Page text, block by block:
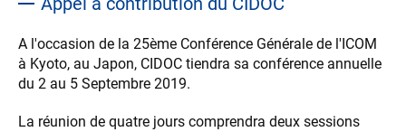
A l'occasion de la 25ème Conférence Générale de l'ICOM
à Kyoto, au Japon, CIDOC tiendra sa conférence annuelle
du 2 au 5 Septembre 2019.
La réunion de quatre jours comprendra deux sessions